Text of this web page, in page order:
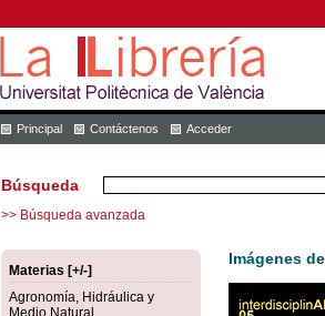
Principal Contáctenos Acceder
Búsqueda
>> Búsqueda avanzada
Materias [+/-]
Agronomía, Hidráulica y
Medio Natural
Imágenes